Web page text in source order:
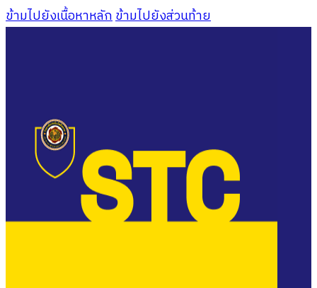
ข้ามไปยังเนื้อหาหลักข้ามไปยังส่วนท้าย